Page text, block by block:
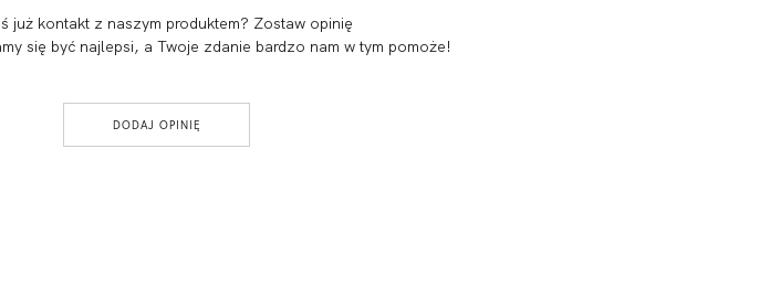
już kontakt z naszym produktem? Zostaw opinię
się być najlepsi, a Twoje zdanie bardzo nam w tym pomoże!
DODAJ OPINIĘ